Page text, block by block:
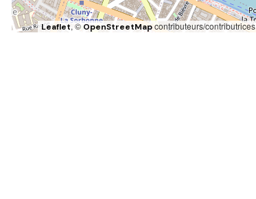
Leaflet, ©OpenStreetMapcontributeurs/contributrices